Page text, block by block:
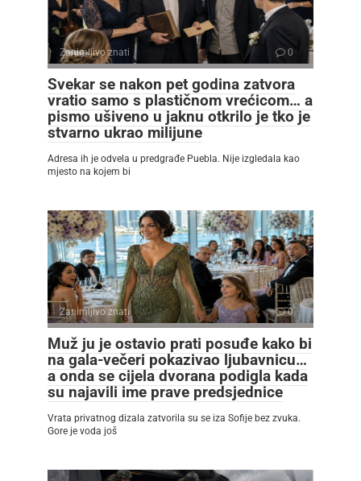
Zanimljivo znati 0
Svekar se nakon pet godina zatvora
vratio samo s plastičnom vrećicom… a
pismo ušiveno u jaknu otkrilo je tko je
stvarno ukrao milijune
Adresa ih je odvela u predgrađe Puebla. Nije izgledala kao
mjesto na kojem bi
Zanimljivo znati 0
Muž ju je ostavio prati posuđe kako bi
na gala-večeri pokazivao ljubavnicu…
a onda se cijela dvorana podigla kada
su najavili ime prave predsjednice
Vrata privatnog dizala zatvorila su se iza Sofije bez zvuka.
Gore je voda još